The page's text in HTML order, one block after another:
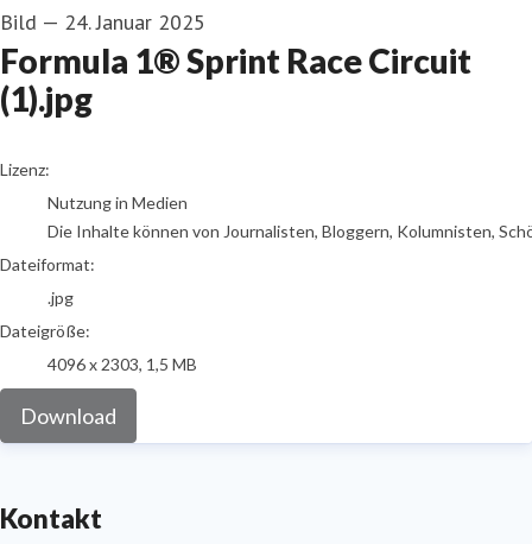
Bild — 24. Januar 2025
Formula 1® Sprint Race Circuit
(1).jpg
go to media item
Lizenz:
Nutzung in Medien
Die Inhalte können von Journalisten, Bloggern, Kolumnisten,
Dateiformat:
.jpg
Dateigröße:
4096 x 2303, 1,5 MB
Download
Kontakt